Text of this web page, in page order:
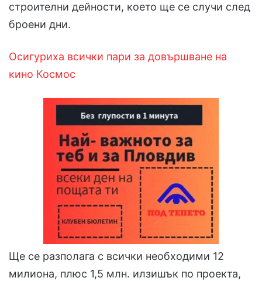
строителни дейности, което ще се случи след
броени дни.
Осигуриха всички пари за довършване на
кино Космос
Ще се разполага с всички необходими 12
милиона, плюс 1,5 млн. илзишък по проекта,